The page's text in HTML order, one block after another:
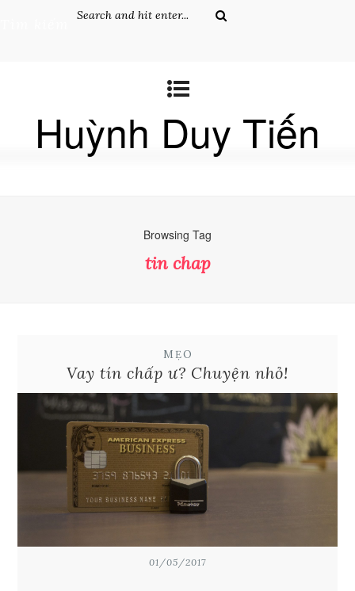
Huỳnh Duy Tiến
Browsing Tag
tin chap
MẸO
Vay tín chấp ư? Chuyện nhỏ!
01/05/2017